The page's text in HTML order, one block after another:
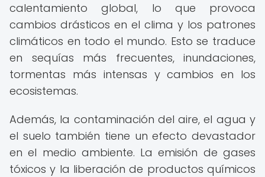
calentamiento global, lo que provoca
cambios drásticos en el clima y los patrones
climáticos en todo el mundo. Esto se traduce
en sequías más frecuentes, inundaciones,
tormentas más intensas y cambios en los
ecosistemas.
Además, la contaminación del aire, el agua y
el suelo también tiene un efecto devastador
en el medio ambiente. La emisión de gases
tóxicos y la liberación de productos químicos